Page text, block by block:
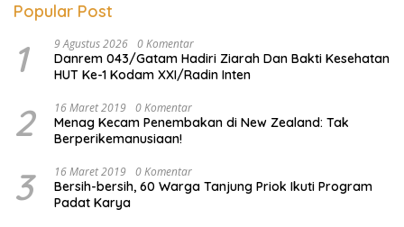
Popular Post
1 9 Agustus 2026 0 Komentar
Danrem 043/Gatam Hadiri Ziarah Dan Bakti Kesehatan
HUT Ke-1 Kodam XXI/Radin Inten
2 16 Maret 2019 0 Komentar
Menag Kecam Penembakan di New Zealand: Tak
Berperikemanusiaan!
3 16 Maret 2019 0 Komentar
Bersih-bersih, 60 Warga Tanjung Priok Ikuti Program
Padat Karya